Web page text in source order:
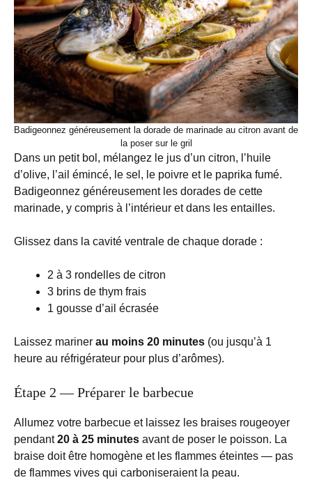
Badigeonnez généreusement la dorade de marinade au citron avant de
la poser sur le gril
Dans un petit bol, mélangez le jus d’un citron, l’huile
d’olive, l’ail émincé, le sel, le poivre et le paprika fumé.
Badigeonnez généreusement les dorades de cette
marinade, y compris à l’intérieur et dans les entailles.
Glissez dans la cavité ventrale de chaque dorade :
2 à 3 rondelles de citron
3 brins de thym frais
1 gousse d’ail écrasée
Laissez mariner au moins 20 minutes (ou jusqu’à 1
heure au réfrigérateur pour plus d’arômes).
Étape 2 — Préparer le barbecue
Allumez votre barbecue et laissez les braises rougeoyer
pendant20 à 25 minutes avant de poser le poisson. La
braise doit être homogène et les flammes éteintes — pas
de flammes vives qui carboniseraient la peau.